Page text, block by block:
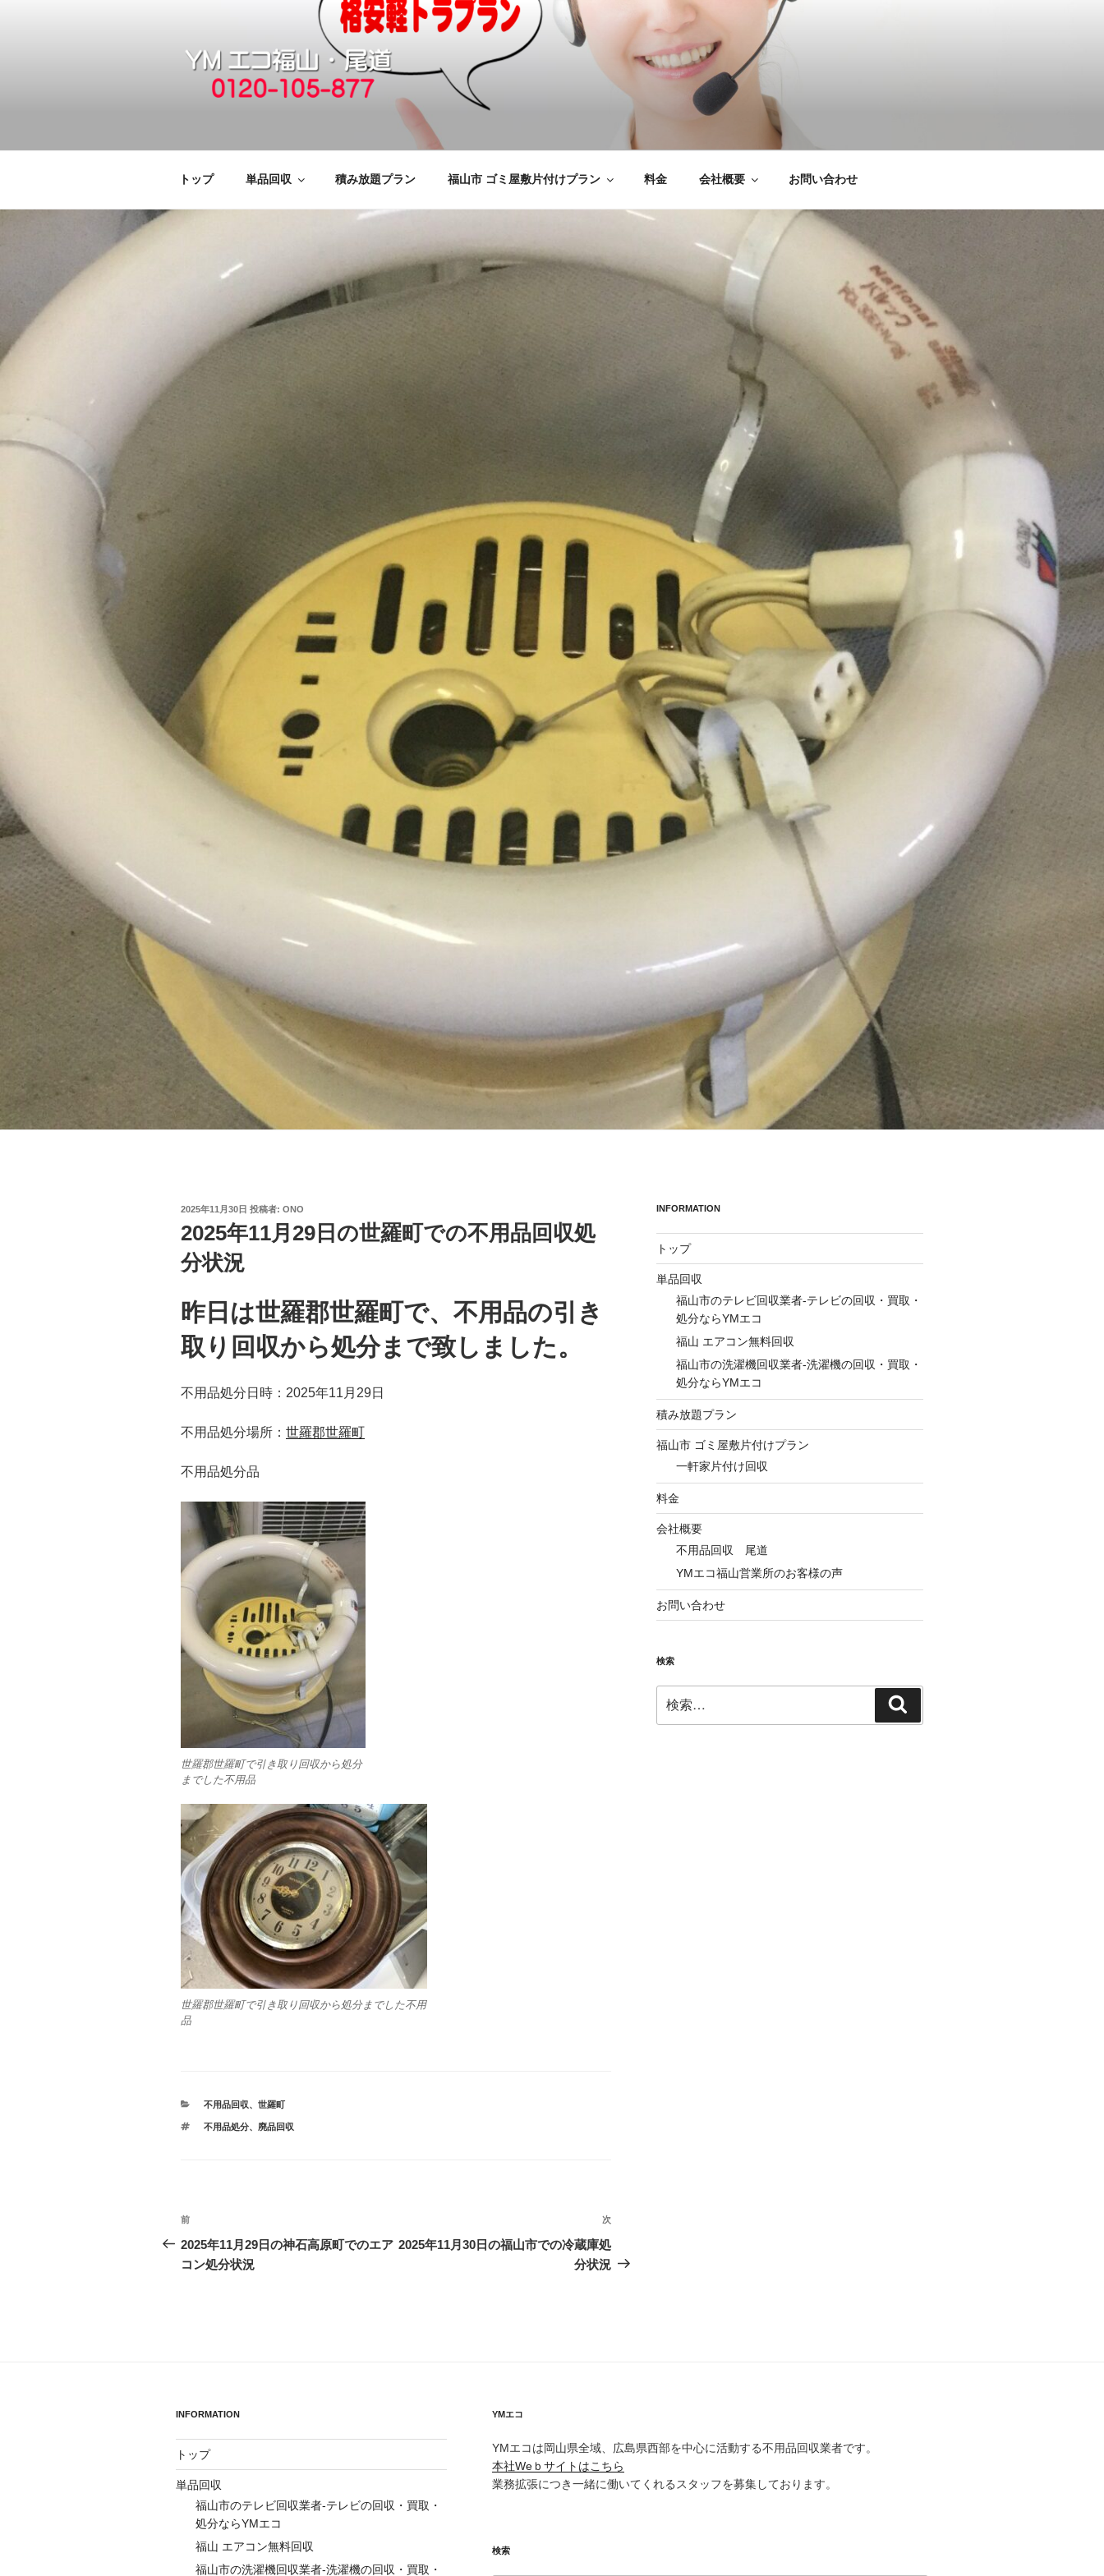
福山市で格安の不用品回収、買取、処分は粗大ごみ処分、
廃品回収も対応のYMエコ福山営業所へ。
引っ越しゴミ・粗大ゴミの片付けをいたします
トップ 単品回収 積み放題プラン 福山市 ゴミ屋敷片付けプラン 料金 会社概要 お問い合わせ
投
日:
2025年11月30日 投稿者: ONO
2025年11月29日の世羅町での不用品回収処
分状況
昨日は世羅郡世羅町で、不用品の引き
取り回収から処分まで致しました。
不用品処分日時：2025年11月29日
不用品処分場所： 世羅郡世羅町
不用品処分品
世羅郡世羅町で引き取り回収から処分
までした不用品
世羅郡世羅町で引き取り回収から処分までした不用
品
カ
ゴ
不用品回収、 世羅町
タ
不用品処分、 廃品回収
投
稿
ナ
ョ
ン
前
の
投
前
2025年11月29日の神石高原町でのエア
コン処分状況
次
投
次
2025年11月30日の福山市での冷蔵庫処
分状況
INFORMATION
トップ
単品回収
福山市のテレビ回収業者-テレビの回収・買取・
処分ならYMエコ
福山 エアコン無料回収
福山市の洗濯機回収業者-洗濯機の回収・買取・
処分ならYMエコ
積み放題プラン
福山市 ゴミ屋敷片付けプラン
一軒家片付け回収
料金
会社概要
不用品回収 尾道
YMエコ福山営業所のお客様の声
お問い合わせ
検索
索:
索
INFORMATION
トップ
単品回収
福山市のテレビ回収業者-テレビの回収・買取・
処分ならYMエコ
福山 エアコン無料回収
福山市の洗濯機回収業者-洗濯機の回収・買取・
YMエコ
YMエコは岡山県全域、広島県西部を中心に活動する不用品回収業者です。
本社Weｂサイトはこちら
業務拡張につき一緒に働いてくれるスタッフを募集しております。
検索